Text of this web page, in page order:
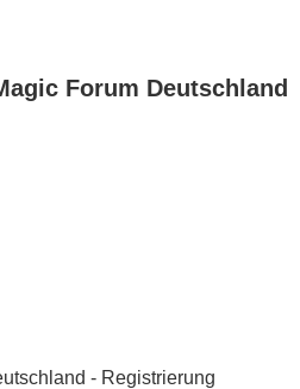
Forum Deutschland
- Registrierung